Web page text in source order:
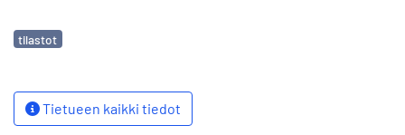
Avainsanat
tilastot
Tietueen kaikki tiedot